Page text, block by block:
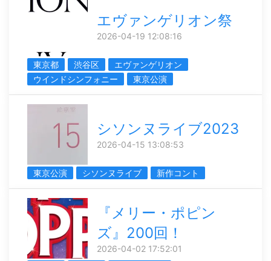
エヴァンゲリオン祭
2026-04-19 12:08:16
東京都 渋谷区
エヴァンゲリオン
ウインドシンフォニー
東京公演
シソンヌライブ2023
2026-04-15 13:08:53
東京公演 シソンヌライブ 新作コント
『メリー・ポピン
ズ』200回！
2026-04-02 17:52:01